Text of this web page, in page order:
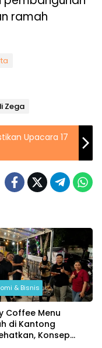
ramah
Zega
Upacara 17
& Bisnis
Coffee Menu
di Kantong
Konsep